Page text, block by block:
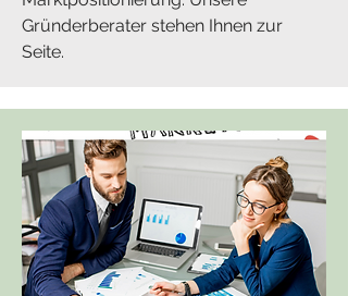
Gründerberater stehen Ihnen zur
Seite.